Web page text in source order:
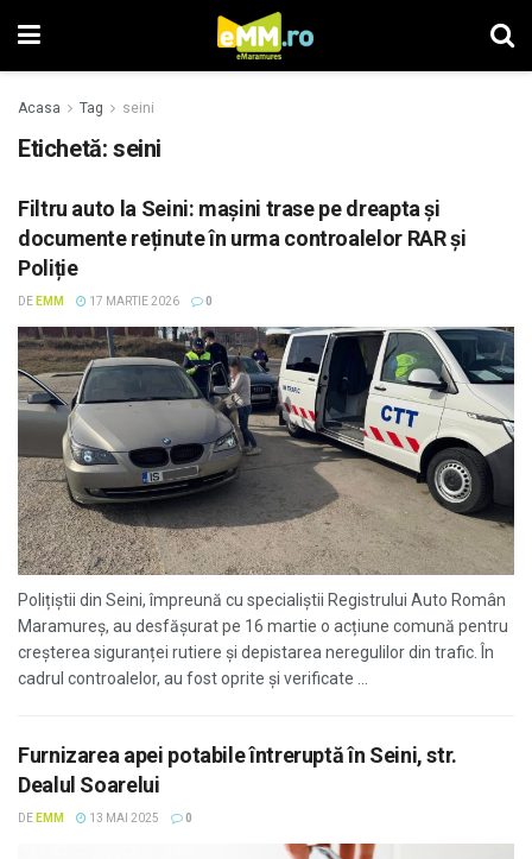
Acasa Tag seini
Etichetă: seini
Filtru auto la Seini: mașini trase pe dreapta și
documente reținute în urma controalelor RAR și
Poliție
DE EMM 17 MARTIE 2026 0
Polițiștii din Seini, împreună cu specialiștii Registrului Auto Român
Maramureș, au desfășurat pe 16 martie o acțiune comună pentru
creșterea siguranței rutiere și depistarea neregulilor din trafic. În
cadrul controalelor, au fost oprite și verificate ...
Furnizarea apei potabile întreruptă în Seini, str.
Dealul Soarelui
DE EMM 13 MAI 2025 0